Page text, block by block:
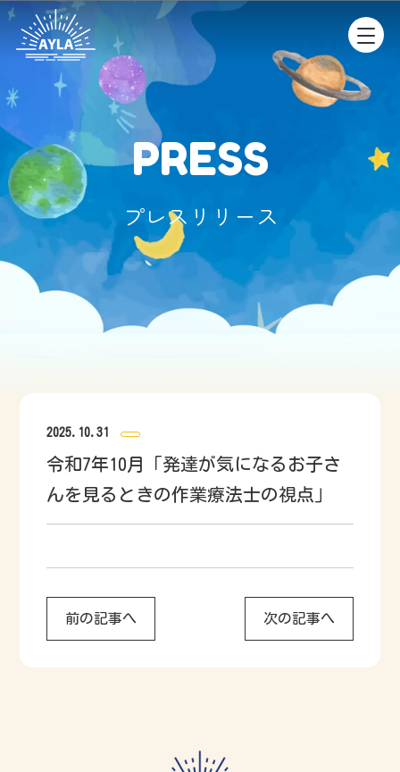
PRESS
プレスリリース
2025.10.31
令和7年10月「発達が気になるお子さ
んを見るときの作業療法士の視点」
前の記事へ 次の記事へ